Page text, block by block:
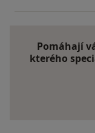
Pomáhají
kterého